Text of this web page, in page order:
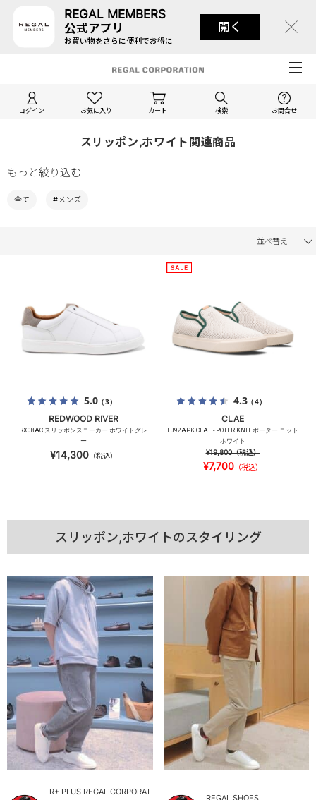
REGAL MEMBERS
公式アプリ
お買い物をさらに便利でお得に
開く
ログイン お気に入り カート 検索 お問合せ
スリッポン,ホワイト関連商品
もっと絞り込む
全て #メンズ
並べ替え
5.0（3）
REDWOOD RIVER
RX08AC スリッポンスニーカー ホワイトグレ
ー
¥14,300（税込）
4.3（4）
CLAE
LJ92APK CLAE - POTER KNIT ポーター ニット
ホワイト
¥19,800（税込）
¥7,700 （税込）
スリッポン,ホワイトのスタイリング
R+ PLUS REGAL CORPORAT
REGAL SHOES